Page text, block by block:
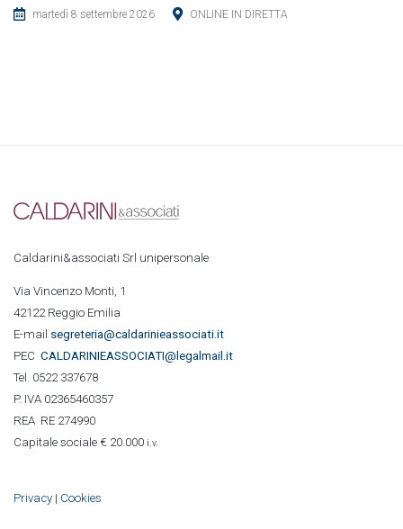
martedì 8 settembre 2026 ONLINE IN DIRETTA
Caldarini&associati Srl unipersonale
Via Vincenzo Monti, 1
42122 Reggio Emilia
E-mail segreteria@caldarinieassociati.it
PEC CALDARINIEASSOCIATI@legalmail.it
Tel. 0522 337678
P. IVA 02365460357
REA RE 274990
Capitale sociale € 20.000 i.v.
Privacy | Cookies